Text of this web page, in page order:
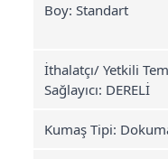
Boy: Standart
İthalatçı/ Yetkili
Sağlayıcı: DERELİ
Kumaş Tipi: